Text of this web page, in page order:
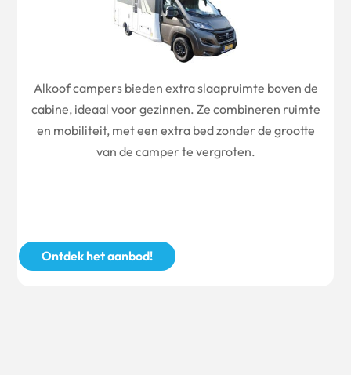
Alkoof campers bieden extra slaapruimte boven de
cabine, ideaal voor gezinnen. Ze combineren ruimte
en mobiliteit, met een extra bed zonder de grootte
van de camper te vergroten.
Ontdek het aanbod!